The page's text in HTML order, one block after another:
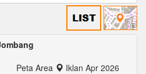
Peta Area Iklan Apr 2026